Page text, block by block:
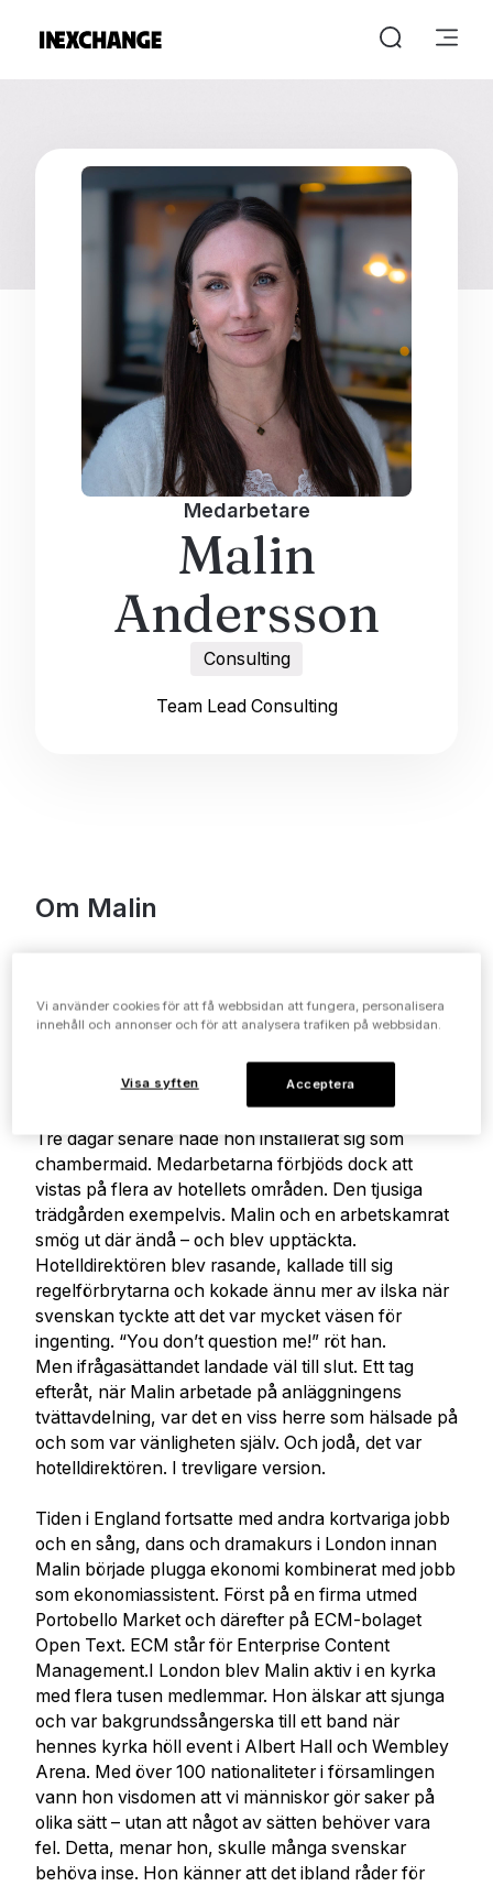
Medarbetare
Malin
Andersson
Consulting
Team Lead Consulting
Om Malin
kan kalla det för “det stora brittiska äventyret”. Det
blev tio år långt och tog sin början på ett finare
landsbygdshotell i utkanten av Basingstoke,
sydväst om London. Arbetsförmedlingen
underrättade Malin om att hotellet sökte personal.
Tre dagar senare hade hon installerat sig som
chambermaid. Medarbetarna förbjöds dock att
vistas på flera av hotellets områden. Den tjusiga
trädgården exempelvis. Malin och en arbetskamrat
smög ut där ändå – och blev upptäckta.
Hotelldirektören blev rasande, kallade till sig
regelförbrytarna och kokade ännu mer av ilska när
svenskan tyckte att det var mycket väsen för
ingenting. “You don’t question me!” röt han.
Men ifrågasättandet landade väl till slut. Ett tag
efteråt, när Malin arbetade på anläggningens
tvättavdelning, var det en viss herre som hälsade på
och som var vänligheten själv. Och jodå, det var
hotelldirektören. I trevligare version.
Tiden i England fortsatte med andra kortvariga jobb
och en sång, dans och dramakurs i London innan
Malin började plugga ekonomi kombinerat med jobb
som ekonomiassistent. Först på en firma utmed
Portobello Market och därefter på ECM-bolaget
Open Text. ECM står för Enterprise Content
Management.I London blev Malin aktiv i en kyrka
med flera tusen medlemmar. Hon älskar att sjunga
och var bakgrundssångerska till ett band när
hennes kyrka höll event i Albert Hall och Wembley
Arena. Med över 100 nationaliteter i församlingen
vann hon visdomen att vi människor gör saker på
olika sätt – utan att något av sätten behöver vara
fel. Detta, menar hon, skulle många svenskar
behöva inse. Hon känner att det ibland råder för
Vi använder cookies för att få webbsidan att fungera, personalisera
innehåll och annonser och för att analysera trafiken på webbsidan.
Visa syften Acceptera